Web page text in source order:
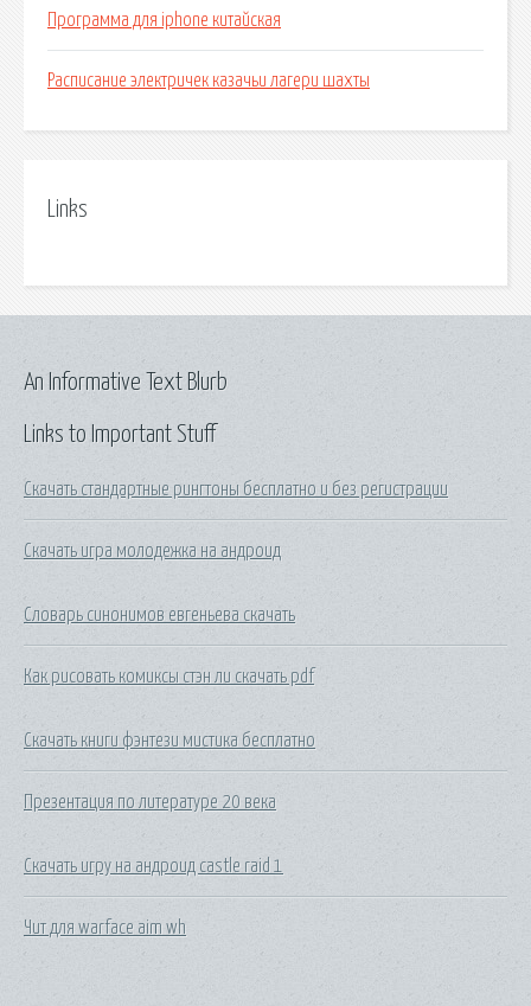
Программа для iphone китайская
Расписание электричек казачьи лагери шахты
Links
Links to Important Stuff
Скачать стандартные рингтоны бесплатно и без регистрации
Скачать игра молодежка на андроид
Словарь синонимов евгеньева скачать
Как рисовать комиксы стэн ли скачать pdf
Скачать книги фэнтези мистика бесплатно
Презентация по литературе 20 века
Скачать игру на андроид castle raid 1
Чит для warface aim wh
An Informative Text Blurb